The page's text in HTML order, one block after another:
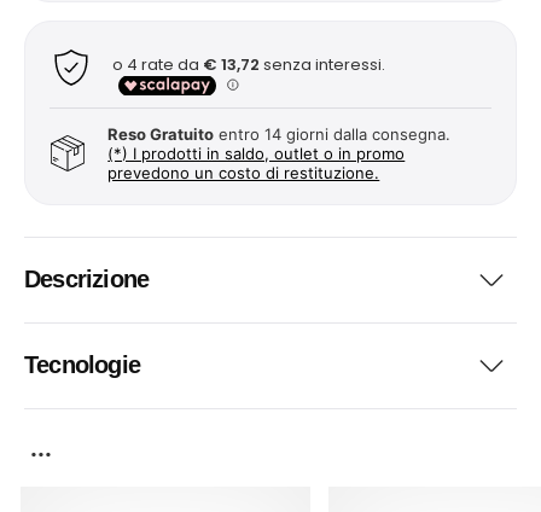
Reso Gratuito entro 14 giorni dalla consegna.
(*) I prodotti in saldo, outlet o in promo
prevedono un costo di restituzione.
Descrizione
Tecnologie
...